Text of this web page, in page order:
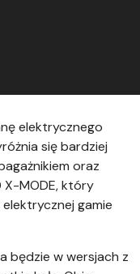
elektrycznego
się bardziej
oraz
MODE, który
gamie
będzie w wersjach z